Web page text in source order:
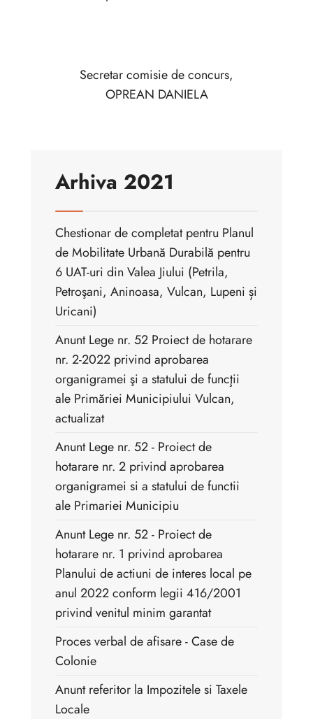
Secretar comisie de concurs,
OPREAN DANIELA
Arhiva 2021
Chestionar de completat pentru Planul
de Mobilitate Urbană Durabilă pentru
6 UAT-uri din Valea Jiului (Petrila,
Petroşani, Aninoasa, Vulcan, Lupeni și
Uricani)
Anunt Lege nr. 52 Proiect de hotarare
nr. 2-2022 privind aprobarea
organigramei şi a statului de funcţii
ale Primăriei Municipiului Vulcan,
actualizat
Anunt Lege nr. 52 - Proiect de
hotarare nr. 2 privind aprobarea
organigramei si a statului de functii
ale Primariei Municipiu
Anunt Lege nr. 52 - Proiect de
hotarare nr. 1 privind aprobarea
Planului de actiuni de interes local pe
anul 2022 conform legii 416/2001
privind venitul minim garantat
Proces verbal de afisare - Case de
Colonie
Anunt referitor la Impozitele si Taxele
Locale